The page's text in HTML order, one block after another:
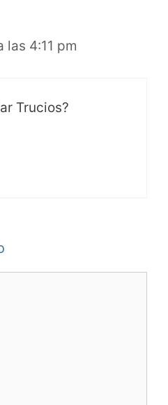
4:11 pm
Trucios?